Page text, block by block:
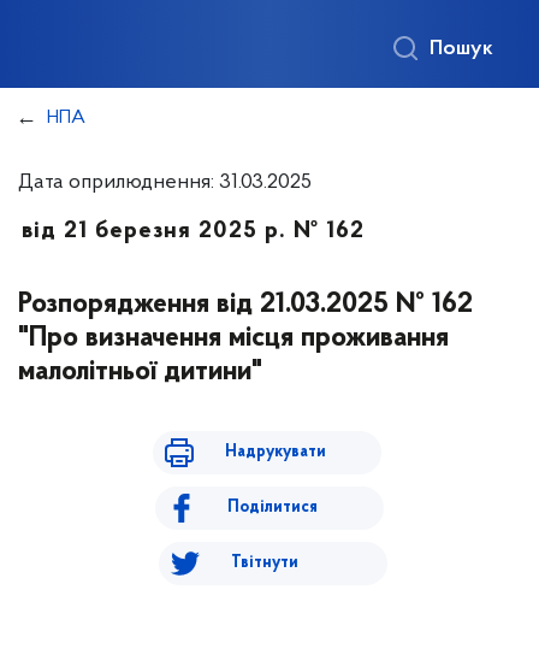
Пошук
НПА
Дата оприлюднення: 31.03.2025
від 21 березня 2025 р. № 162
Розпорядження від 21.03.2025 № 162
"Про визначення місця проживання
малолітньої дитини"
Надрукувати
Поділитися
Твітнути